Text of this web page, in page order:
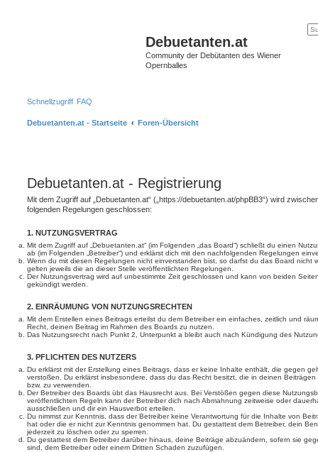
Debuetanten.at
Community der Debütanten des Wiener
Opernballes
Schnellzugriff FAQ
Debuetanten.at - Startseite Foren-Übersicht
Debuetanten.at - Registrierung
Mit dem Zugriff auf „Debuetanten.at“ („https://debuetanten.at/phpBB3“) wird
folgenden Regelungen geschlossen:
1. NUTZUNGSVERTRAG
Mit dem Zugriff auf „Debuetanten.at“ (im Folgenden „das Board“) schließt du einen
ab (im Folgenden „Betreiber“) und erklärst dich mit den nachfolgenden Regelungen
Wenn du mit diesen Regelungen nicht einverstanden bist, so darfst du das Board nicht
gelten jeweils die an dieser Stelle veröffentlichten Regelungen.
Der Nutzungsvertrag wird auf unbestimmte Zeit geschlossen und kann von beiden
gekündigt werden.
2. EINRÄUMUNG VON NUTZUNGSRECHTEN
Mit dem Erstellen eines Beitrags erteilst du dem Betreiber ein einfaches, zeitlich und
Recht, deinen Beitrag im Rahmen des Boards zu nutzen.
Das Nutzungsrecht nach Punkt 2, Unterpunkt a bleibt auch nach Kündigung des
3. PFLICHTEN DES NUTZERS
Du erklärst mit der Erstellung eines Beitrags, dass er keine Inhalte enthält, die gegen
verstoßen. Du erklärst insbesondere, dass du das Recht besitzt, die in deinen
bzw. zu verwenden.
Der Betreiber des Boards übt das Hausrecht aus. Bei Verstößen gegen diese
veröffentlichten Regeln kann der Betreiber dich nach Abmahnung zeitweise oder
ausschließen und dir ein Hausverbot erteilen.
Du nimmst zur Kenntnis, dass der Betreiber keine Verantwortung für die Inhalte von
hat oder die er nicht zur Kenntnis genommen hat. Du gestattest dem Betreiber, dein
jederzeit zu löschen oder zu sperren.
Du gestattest dem Betreiber darüber hinaus, deine Beiträge abzuändern, sofern sie
sind, dem Betreiber oder einem Dritten Schaden zuzufügen.